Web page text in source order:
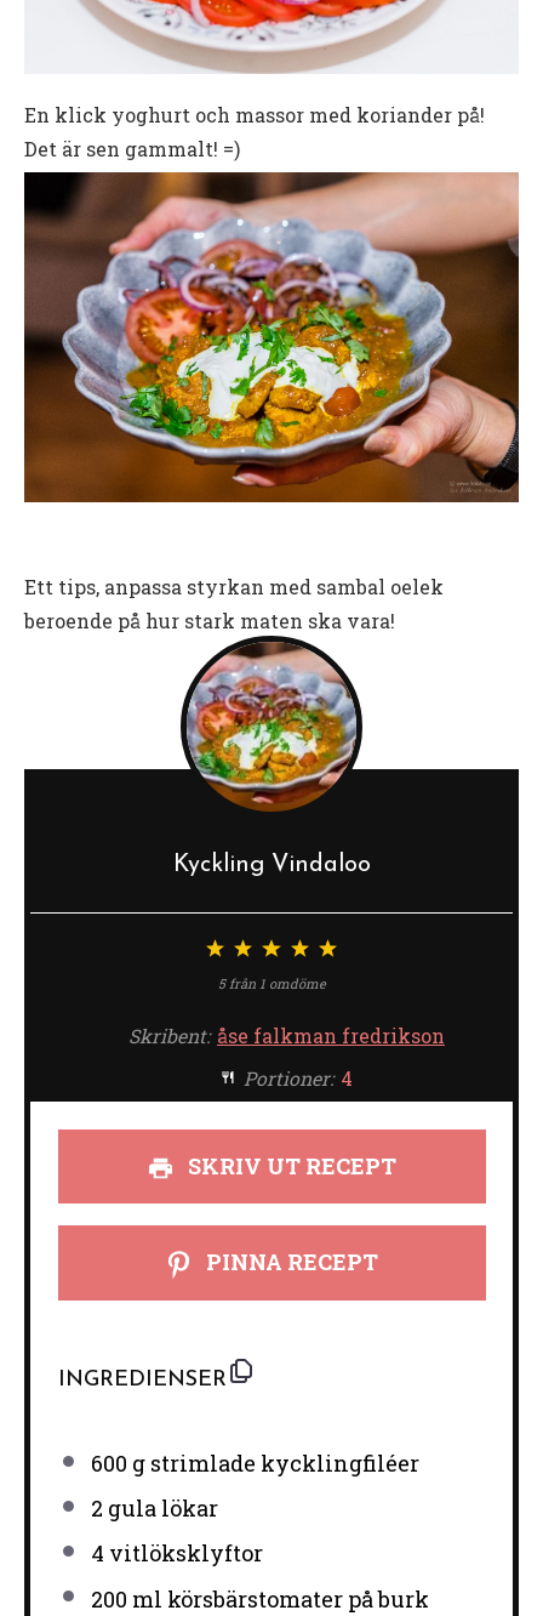
En klick yoghurt och massor med koriander på!
Det är sen gammalt! =)
Ett tips, anpassa styrkan med sambal oelek
beroende på hur stark maten ska vara!
Kyckling Vindaloo
5
4
stjärnor
3
stjärnor
2
stjärnor
1
stjärna
5från 1omdöme
Skribent: åse falkman fredrikson
Portioner: 4
SKRIV UT RECEPT
PINNA RECEPT
INGREDIENSER
600 gstrimlade kycklingfiléer
2 gula lökar
4 vitlöksklyftor
200 ml körsbärstomater på burk